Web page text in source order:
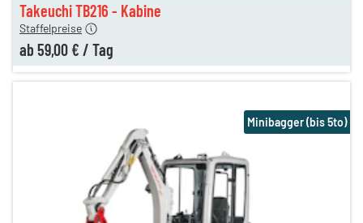
Takeuchi TB216 - Kabine
Staffelpreise
ab 59,00 € / Tag
Minibagger (bis 5to)